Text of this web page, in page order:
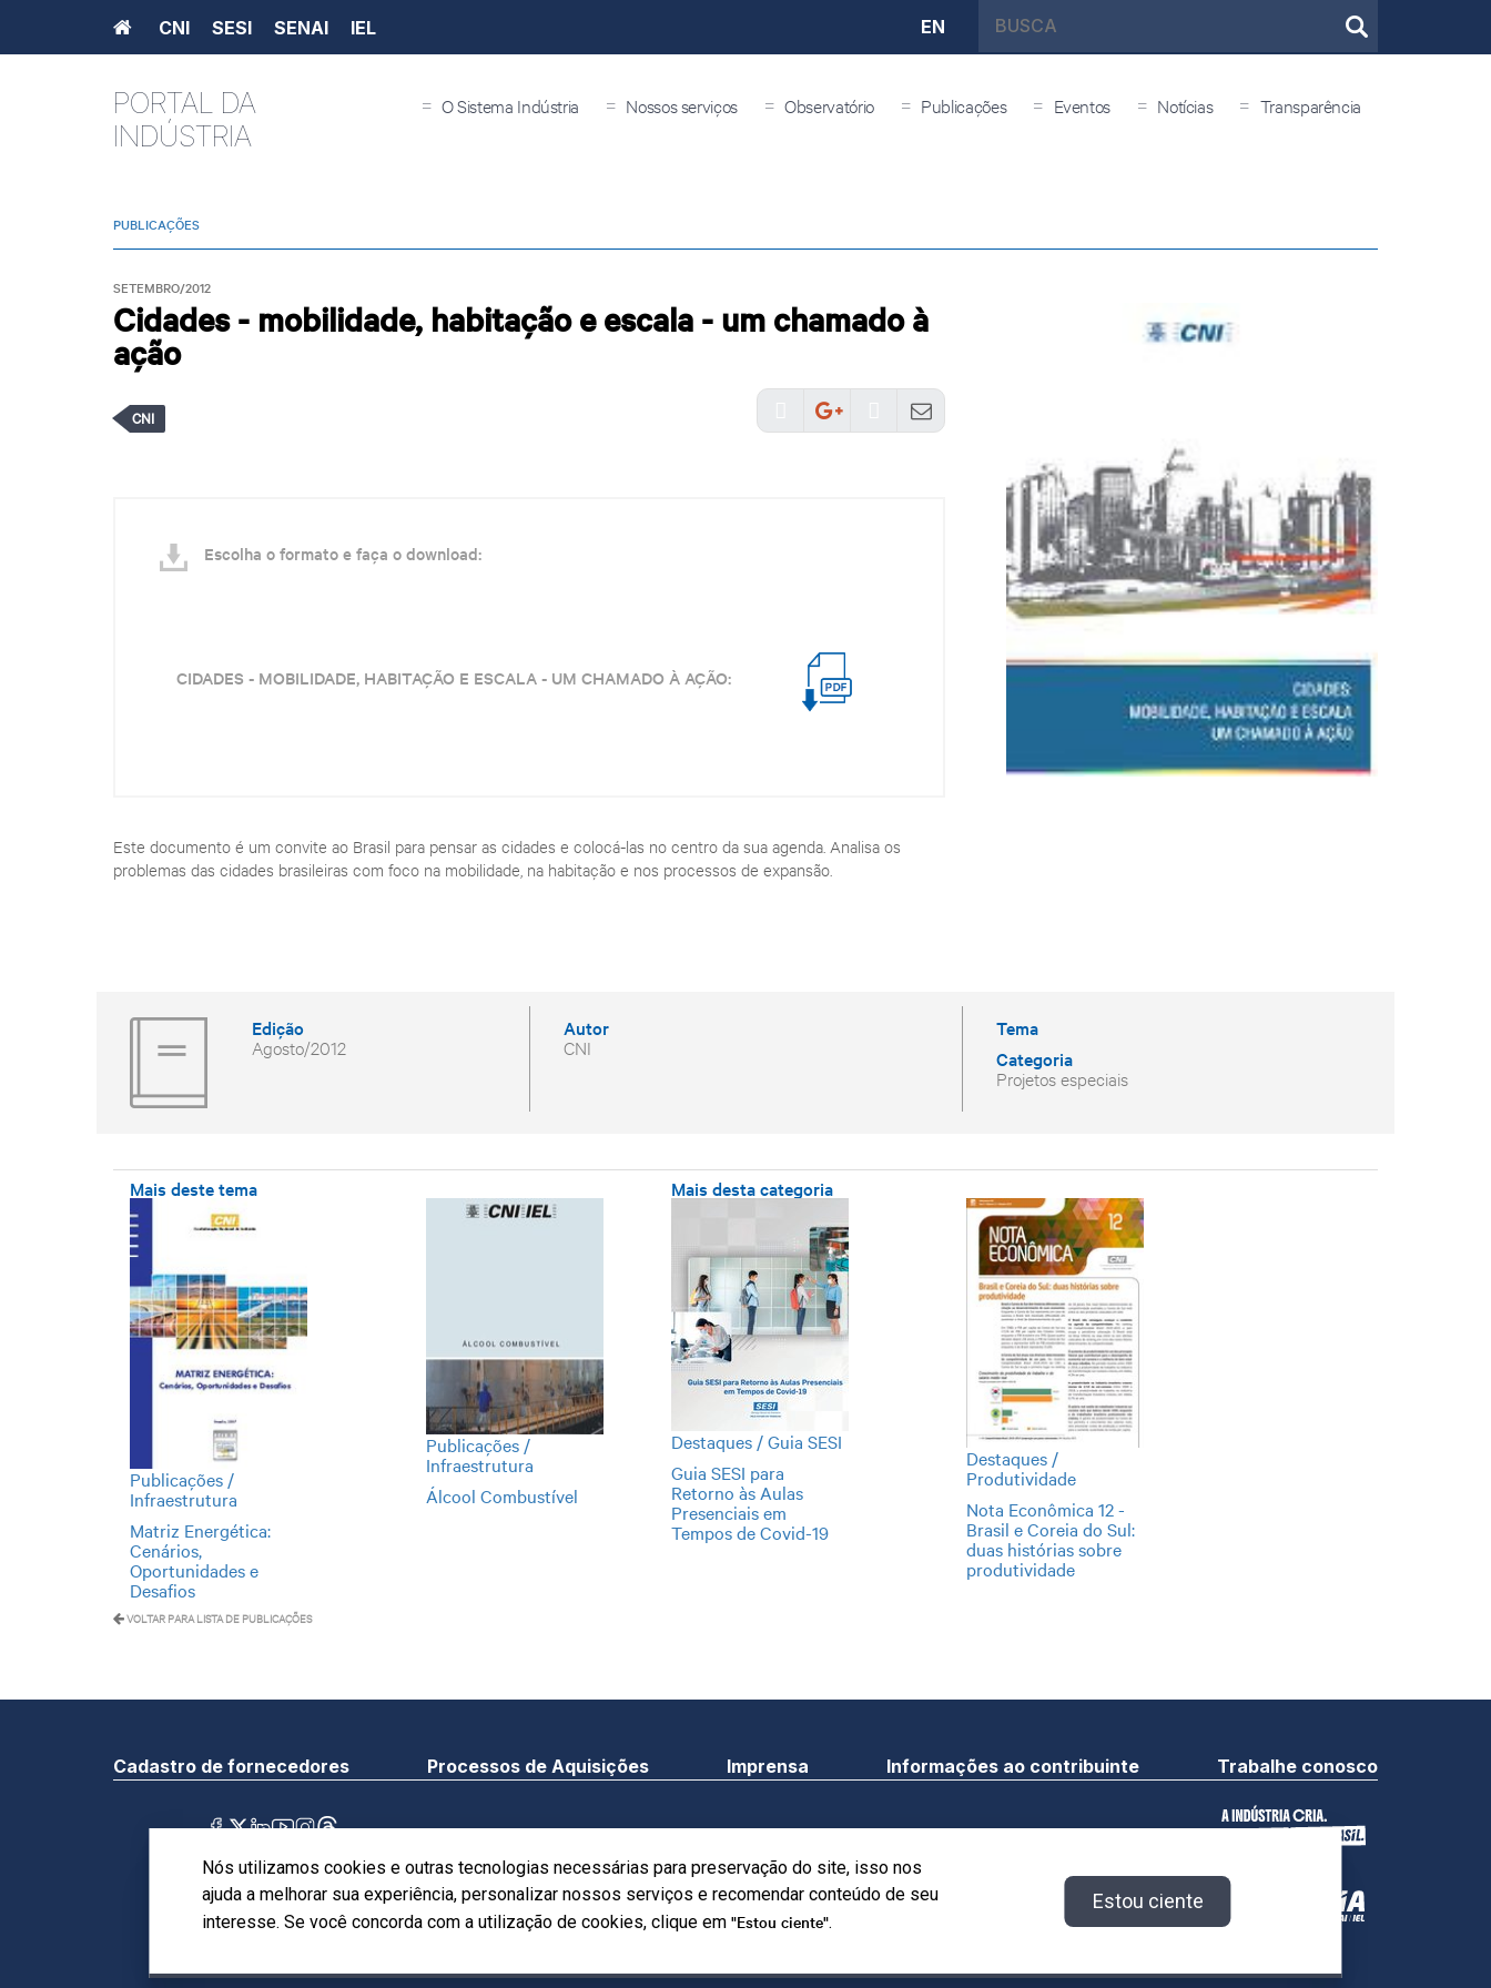
Home CNI SESI SENAI IEL EN
PORTAL DA
INDÚSTRIA
= O Sistema Indústria = Nossos serviços = Observatório = Publicações = Eventos = Notícias = Transparência
PUBLICAÇÕES
SETEMBRO/2012
Cidades - mobilidade, habitação e escala - um chamado à
ação
CNI
Escolha o formato e faça o download:
CIDADES - MOBILIDADE, HABITAÇÃO E ESCALA - UM CHAMADO À AÇÃO:
Este documento é um convite ao Brasil para pensar as cidades e colocá-las no centro da sua agenda. Analisa os
problemas das cidades brasileiras com foco na mobilidade, na habitação e nos processos de expansão.
Edição
Agosto/2012
Autor
CNI
Tema
Categoria
Projetos especiais
Mais deste tema
Publicações /
Infraestrutura
Matriz Energética:
Cenários,
Oportunidades e
Desafios
Publicações /
Infraestrutura
Álcool Combustível
Mais desta categoria
Destaques / Guia SESI
Guia SESI para
Retorno às Aulas
Presenciais em
Tempos de Covid-19
Destaques /
Produtividade
Nota Econômica 12 -
Brasil e Coreia do Sul:
duas histórias sobre
produtividade
VOLTAR PARA LISTA DE PUBLICAÇÕES
Cadastro de fornecedores Processos de Aquisições Imprensa Informações ao contribuinte Trabalhe conosco
Canais de atendimento
Política de Privacidade
SBN - Quadra 1 - Bloco C Ed. Roberto
Simonsen Brasília/DF - CEP 7004-903
Todos os direitos reservados.
Nós utilizamos cookies e outras tecnologias necessárias para preservação do site, isso nos
ajuda a melhorar sua experiência, personalizar nossos serviços e recomendar conteúdo de seu
interesse. Se você concorda com a utilização de cookies, clique em"Estou ciente".
Estou ciente